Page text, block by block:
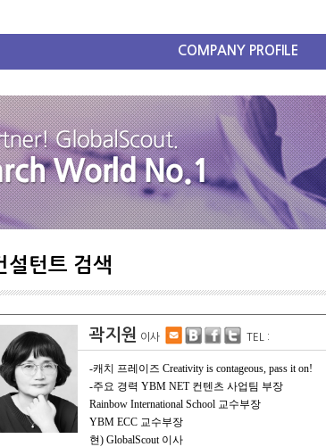
COMPANY PROFILE
설턴트 검색
곽지원 이사 TEL :
-캐치 프레이즈 Creativity is contageous, pass it on!
-주요 경력 YBM NET 컨텐츠 사업팀 부장
Rainbow International School 교수부장
YBM ECC 교수부장
현) GlobalScout 이사